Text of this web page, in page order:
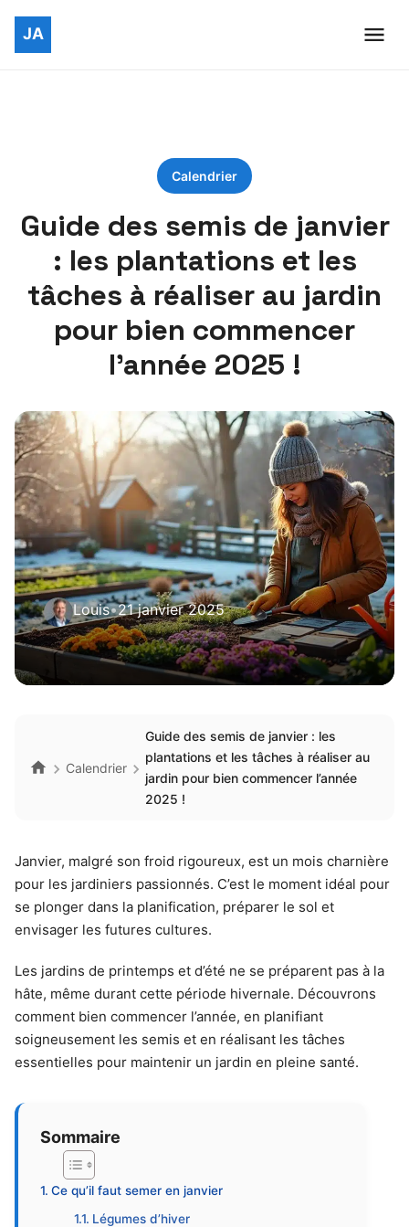
Calendrier
Guide des semis de janvier
: les plantations et les
tâches à réaliser au jardin
pour bien commencer
l’année 2025 !
Louis•21 janvier 2025
Calendrier
Guide des semis de janvier : les
plantations et les tâches à réaliser au
jardin pour bien commencer l’année
2025 !
Janvier, malgré son froid rigoureux, est un mois charnière
pour les jardiniers passionnés. C’est le moment idéal pour
se plonger dans la planification, préparer le sol et
envisager les futures cultures.
Les jardins de printemps et d’été ne se préparent pas à la
hâte, même durant cette période hivernale. Découvrons
comment bien commencer l’année, en planifiant
soigneusement les semis et en réalisant les tâches
essentielles pour maintenir un jardin en pleine santé.
Sommaire
Ce qu’il faut semer en janvier
Légumes d’hiver